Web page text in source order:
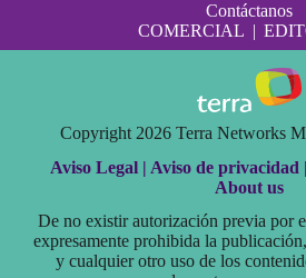
Contáctanos
COMERCIAL |
Copyright 2026 Terra Networks
Aviso Legal | Aviso de privacidad |
About us
De no existir autorización previa por
expresamente prohibida la
y cualquier otro uso de los